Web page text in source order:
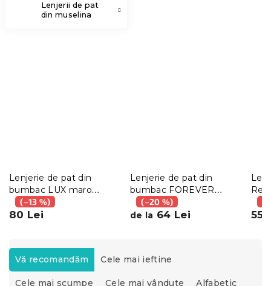
Lenjerii de pat
din muselina
Lenjerie de pat din
bumbac LUX maro
hotelova capsă
(–13 %)
80 Lei
Lenjerie de pat din
bumbac FOREVER
COLOURS piersica
(–20 %)
de la 64 Lei 55
S
e
l
Vă recomandăm Cele mai ieftine
Cele mai scumpe Cele mai vândute Alfabetic